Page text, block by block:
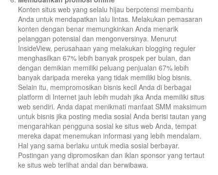
Konten situs web yang selalu hijau berpotensi membantu
Anda untuk mendapatkan lalu lintas. Melakukan pemasaran
konten dengan benar memungkinkan Anda menarik
pelanggan potensial dan mengonversinya. Menurut
InsideView, perusahaan yang melakukan blogging reguler
menghasilkan 67% lebih banyak prospek per bulan, dan
dengan demikian memiliki peluang penjualan 67% lebih
banyak daripada mereka yang tidak memiliki blog bisnis.
Selain itu, mempromosikan bisnis kecil Anda di berbagai
platform di Internet jauh lebih mudah jika Anda memiliki situs
web sendiri. Anda dapat menikmati manfaat SMM maksimum
untuk bisnis jika posting media sosial Anda berisi tautan yang
mengarahkan pengguna sosial ke situs web Anda, tempat
mereka dapat menemukan informasi yang lebih mendalam.
Hal yang sama berlaku untuk media sosial berbayar.
Postingan yang dipromosikan dan iklan sponsor yang tertaut
ke situs web terlihat andal dan berwibawa.